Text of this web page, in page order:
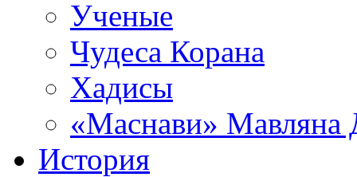
Ученые
Чудеса Корана
Хадисы
«Маснави» Мавляна
История